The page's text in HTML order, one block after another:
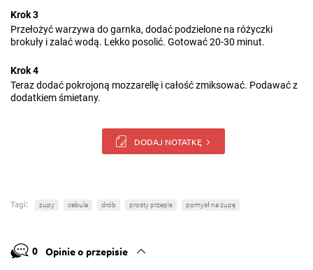
Krok 3
Przełożyć warzywa do garnka, dodać podzielone na różyczki
brokuły i zalać wodą. Lekko posolić. Gotować 20-30 minut.
Krok 4
Teraz dodać pokrojoną mozzarellę i całość zmiksować. Podawać z
dodatkiem śmietany.
DODAJ NOTATKĘ
Tagi: zupy cebula drób prosty przepis pomysł na zupę
0 Opinie o przepisie